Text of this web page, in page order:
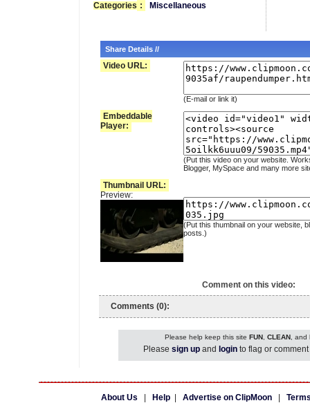
Categories : Miscellaneous
Share Details //
Video URL:
(E-mail or link it)
Embeddable
Player:
(Put this video on your website.
Blogger, MySpace and many more
Thumbnail URL:
Preview:
(Put this thumbnail on your website,
posts.)
Comment on this video:
Comments (0):
Please help keep this site FUN, CLEAN, and
Please sign up and login to flag or
About Us Help Advertise on ClipMoon